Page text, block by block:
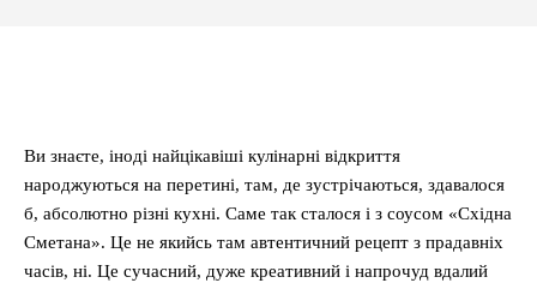
Ви знаєте, іноді найцікавіші кулінарні відкриття
народжуються на перетині, там, де зустрічаються, здавалося
б, абсолютно різні кухні. Саме так сталося і з соусом «Східна
Сметана». Це не якийсь там автентичний рецепт з прадавніх
часів, ні. Це сучасний, дуже креативний і напрочуд вдалий